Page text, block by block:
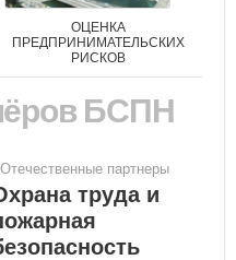
ОЦЕНКА
ПРЕДПРИНИМАТЕЛЬСКИХ
РИСКОВ
БСПН
Отечественные партнеры
труда и